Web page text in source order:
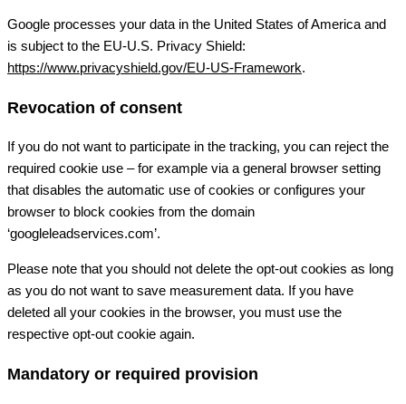
Google processes your data in the United States of America and
is subject to the EU-U.S. Privacy Shield:
https://www.privacyshield.gov/EU-US-Framework.
Revocation of consent
If you do not want to participate in the tracking, you can reject the
required cookie use – for example via a general browser setting
that disables the automatic use of cookies or configures your
browser to block cookies from the domain
‘googleleadservices.com’.
Please note that you should not delete the opt-out cookies as long
as you do not want to save measurement data. If you have
deleted all your cookies in the browser, you must use the
respective opt-out cookie again.
Mandatory or required provision